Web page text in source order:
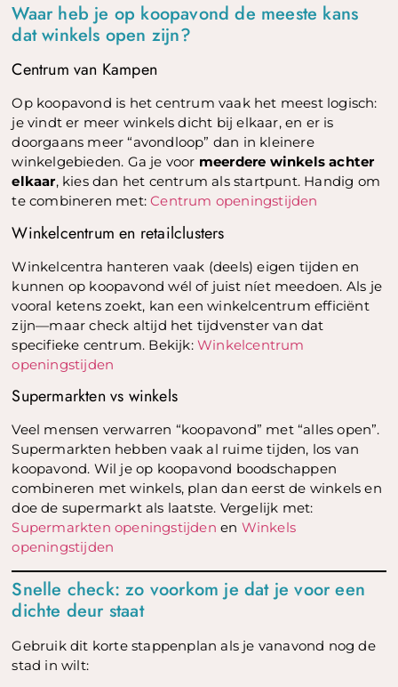
Waar heb je op koopavond de meeste kans
dat winkels open zijn?
Centrum van Kampen
Op koopavond is het centrum vaak het meest logisch:
je vindt er meer winkels dicht bij elkaar, en er is
doorgaans meer “avondloop” dan in kleinere
winkelgebieden. Ga je voor meerdere winkels achter
elkaar, kies dan het centrum als startpunt. Handig om
te combineren met:Centrum openingstijden
Winkelcentrum en retailclusters
Winkelcentra hanteren vaak (deels) eigen tijden en
kunnen op koopavond wél of juist níet meedoen. Als je
vooral ketens zoekt, kan een winkelcentrum efficiënt
zijn—maar check altijd het tijdvenster van dat
specifieke centrum. Bekijk:Winkelcentrum
openingstijden
Supermarkten vs winkels
Veel mensen verwarren “koopavond” met “alles open”.
Supermarkten hebben vaak al ruime tijden, los van
koopavond. Wil je op koopavond boodschappen
combineren met winkels, plan dan eerst de winkels en
doe de supermarkt als laatste. Vergelijk met:
Supermarkten openingstijden en Winkels
openingstijden
Snelle check: zo voorkom je dat je voor een
dichte deur staat
Gebruik dit korte stappenplan als je vanavond nog de
stad in wilt: